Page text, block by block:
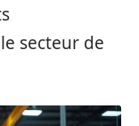
secteur de